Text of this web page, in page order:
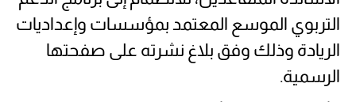
التربوي الموسع المعتمد بمؤسسات وإعداديات
الريادة وذلك وفق بلاغ نشرته على صفحتها
الرسمية.